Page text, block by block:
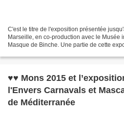
C'est le titre de l'exposition présentée
Marseille, en co-production avec le Musée
Masque de Binche. Une partie de cette
♥♥ Mons 2015 et l’exposition Le Monde
l'Envers Carnavals et Mascarades d'Europe et
de Méditerranée